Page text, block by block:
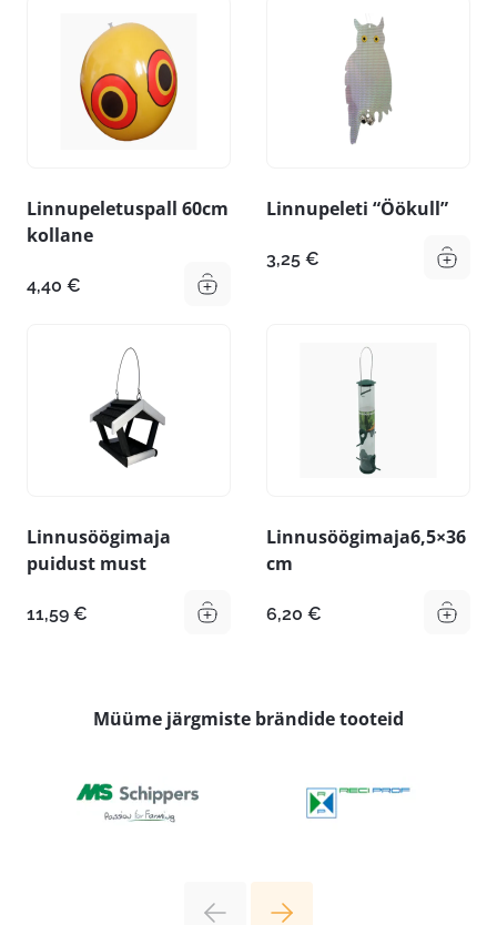
Linnupeletuspall 60cm
kollane
4,40 €
Linnupeleti “Öökull”
3,25 €
Linnusöögimaja
puidust must
11,59 €
Linnusöögimaja6,5×36
cm
6,20 €
Müüme järgmiste brändide tooteid